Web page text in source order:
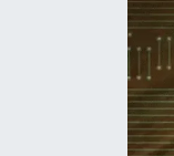
Televizyon